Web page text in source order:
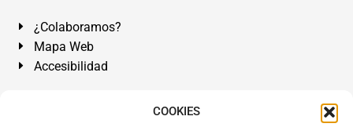
COOKIES
¿Colaboramos?
Mapa Web
Accesibilidad
Álvarez Abogados Tenerife:Calle Teobaldo Power Nº 7,